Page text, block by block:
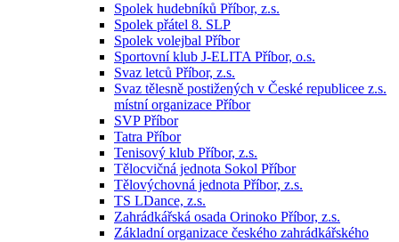
Spolek hudebníků Příbor, z.s.
Spolek přátel 8. SLP
Spolek volejbal Příbor
Sportovní klub J-ELITA Příbor, o.s.
Svaz letců Příbor, z.s.
Svaz tělesně postižených v České republicee z.s.
místní organizace Příbor
SVP Příbor
Tatra Příbor
Tenisový klub Příbor, z.s.
Tělocvičná jednota Sokol Příbor
Tělovýchovná jednota Příbor, z.s.
TS LDance, z.s.
Zahrádkářská osada Orinoko Příbor, z.s.
Základní organizace českého zahrádkářského